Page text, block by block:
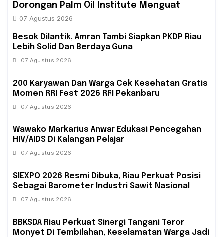
Dorongan Palm Oil Institute Menguat
07 Agustus 2026
Besok Dilantik, Amran Tambi Siapkan PKDP Riau
Lebih Solid Dan Berdaya Guna
07 Agustus 2026
‎200 Karyawan Dan Warga Cek Kesehatan Gratis
Momen RRI Fest 2026 RRI Pekanbaru
07 Agustus 2026
‎Wawako Markarius Anwar Edukasi Pencegahan
HIV/AIDS Di Kalangan Pelajar
07 Agustus 2026
SIEXPO 2026 Resmi Dibuka, Riau Perkuat Posisi
Sebagai Barometer Industri Sawit Nasional
07 Agustus 2026
BBKSDA Riau Perkuat Sinergi Tangani Teror
Monyet Di Tembilahan, Keselamatan Warga Jadi